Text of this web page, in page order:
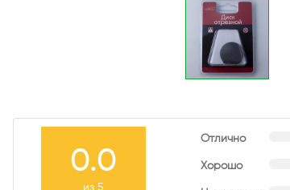
0.0
из 5
Отлично
Хорошо